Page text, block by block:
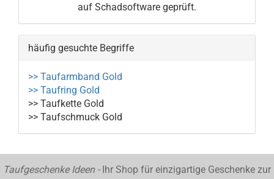
auf Schadsoftware geprüft.
häufig gesuchte Begriffe
>> Taufarmband Gold
>> Taufring Gold
>> Taufkette Gold
>> Taufschmuck Gold
Taufgeschenke Ideen - Ihr Shop für einzigartige Geschenke zur